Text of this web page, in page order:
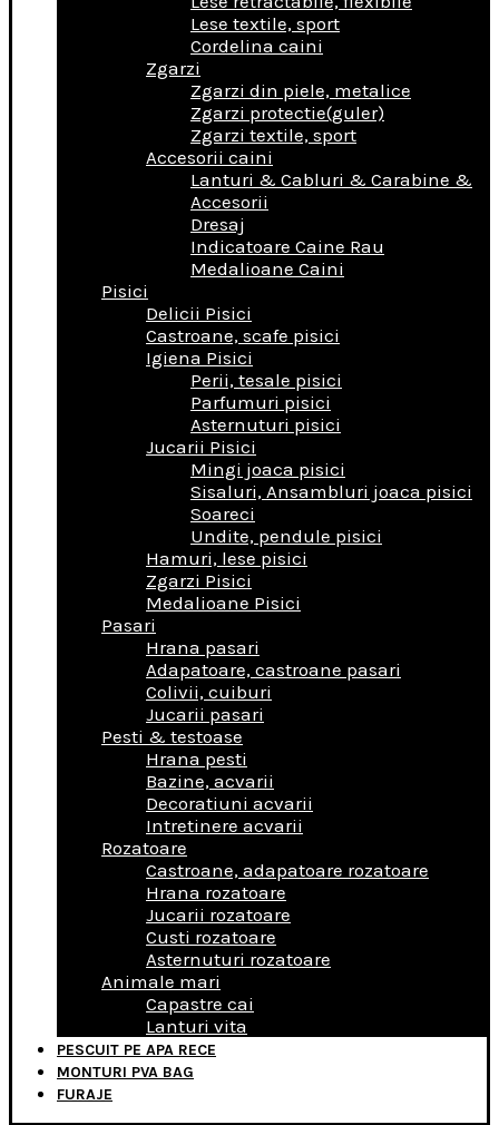
Lese textile, sport
Cordelina caini
Zgarzi
Zgarzi din piele, metalice
Zgarzi protectie(guler)
Zgarzi textile, sport
Accesorii caini
Lanturi & Cabluri & Carabine &
Accesorii
Dresaj
Indicatoare Caine Rau
Medalioane Caini
Pisici
Delicii Pisici
Castroane, scafe pisici
Igiena Pisici
Perii, tesale pisici
Parfumuri pisici
Asternuturi pisici
Jucarii Pisici
Mingi joaca pisici
Sisaluri, Ansambluri joaca pisici
Soareci
Undite, pendule pisici
Hamuri, lese pisici
Zgarzi Pisici
Medalioane Pisici
Pasari
Hrana pasari
Adapatoare, castroane pasari
Colivii, cuiburi
Jucarii pasari
Pesti & testoase
Hrana pesti
Bazine, acvarii
Decoratiuni acvarii
Intretinere acvarii
Rozatoare
Castroane, adapatoare rozatoare
Hrana rozatoare
Jucarii rozatoare
Custi rozatoare
Asternuturi rozatoare
Animale mari
Capastre cai
Lanturi vita
PESCUIT PE APA RECE
MONTURI PVA BAG
FURAJE